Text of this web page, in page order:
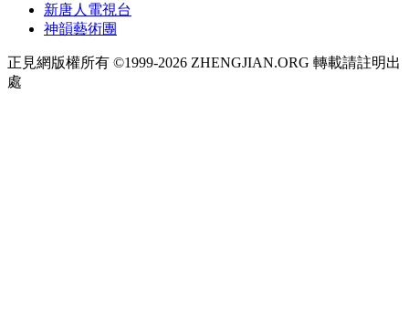
新唐人電視台
神韻藝術團
正見網版權所有 ©1999-2026 ZHENGJIAN.ORG 轉載請註明出
處